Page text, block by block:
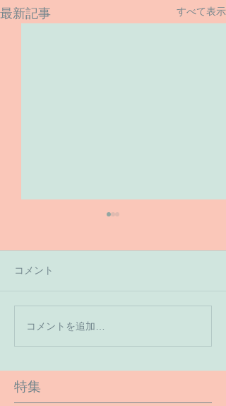
最新記事 すべて表示
【６月１６日のご予約状
況です】
コメント
コメントを追加…
特集